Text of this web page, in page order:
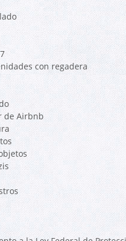
con regadera
de Airbnb